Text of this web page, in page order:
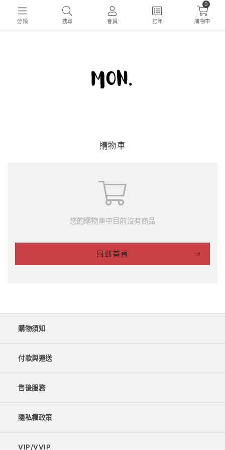
分類 搜尋 會員 訂單
0
購物車
購物車
您的購物車中目前沒有商品
回到首頁
購物須知
付款與運送
售後服務
隱私權政策
VIP/VVIP